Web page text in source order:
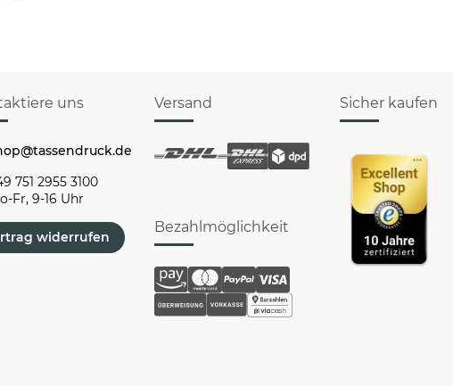
uns
751 2955 3100
Fr, 9-16 Uhr
widerrufen
Versand
Bezahlmöglichkeit
Sicher kaufen